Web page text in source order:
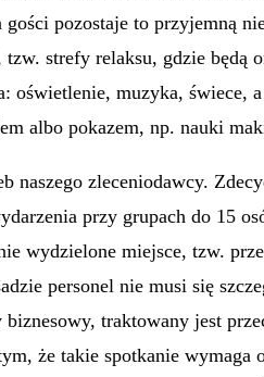
pozostaje to przyjemną
strefy relaksu, gdzie będą
oświetlenie, muzyka, świece,
albo pokazem, np. nauki
naszego zleceniodawcy.
przy grupach do 15
wydzielone miejsce, tzw.
personel nie musi się
traktowany jest
że takie spotkanie wymaga